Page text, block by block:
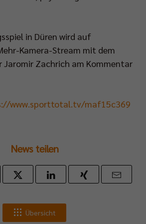
in Düren wird auf
Kamera-Stream mit dem
Jaromir Zachrich am Kommentar
www.sporttotal.tv/maf15c369
News teilen
Übersicht